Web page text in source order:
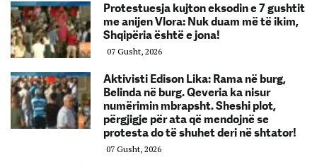
Protestuesja kujton eksodin e 7 gushtit
me anijen Vlora: Nuk duam më të ikim,
Shqipëria është e jona!
07 Gusht, 2026
Aktivisti Edison Lika: Rama në burg,
Belinda në burg. Qeveria ka nisur
numërimin mbrapsht. Sheshi plot,
përgjigje për ata që mendojnë se
protesta do të shuhet deri në shtator!
07 Gusht, 2026